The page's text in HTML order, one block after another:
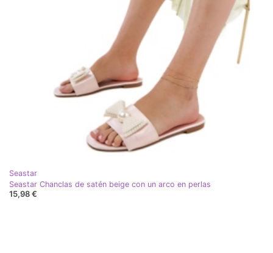
Seastar
Seastar Chanclas de satén beige con un arco en perlas
15,98 €